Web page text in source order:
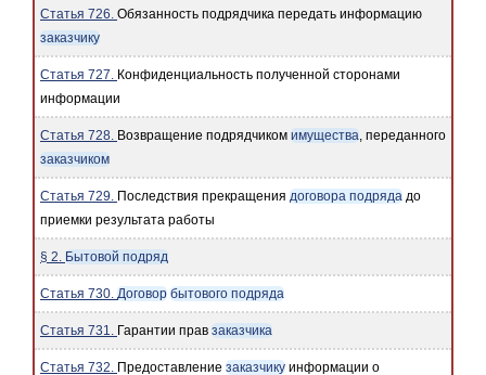
Статья 726. Обязанность подрядчика передать информацию
заказчику
Статья 727. Конфиденциальность полученной сторонами
информации
Статья 728. Возвращение подрядчиком имущества, переданного
заказчиком
Статья 729. Последствия прекращения договора подряда до
приемки результата работы
§ 2. Бытовой подряд
Статья 730. Договор бытового подряда
Статья 731. Гарантии прав заказчика
Статья 732. Предоставление заказчику информации о